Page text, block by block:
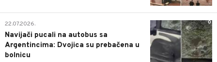
0
22.07.2026.
Navijači pucali na autobus sa
Argentincima: Dvojica su prebačena u
bolnicu